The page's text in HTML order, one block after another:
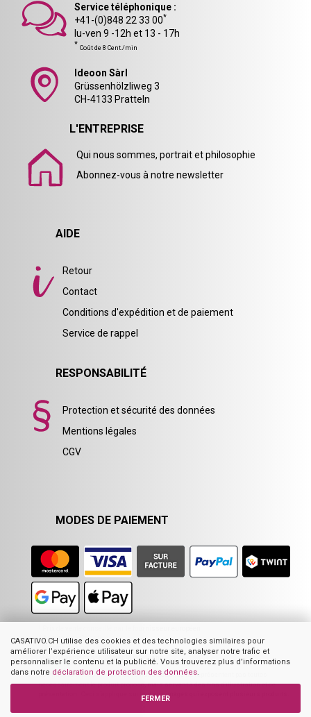
CASATIVO.CH utilise des cookies et des technologies similaires pour
améliorer l’expérience utilisateur sur notre site, analyser notre trafic et
personnaliser le contenu et la publicité. Vous trouverez plus d’informations
dans notre déclaration de protection des données.
FERMER
Service téléphonique :
+41-(0)848 22 33 00*
lu-ven 9 -12h et 13 - 17h
* Coût de 8 Cent./min
Ideoon Sàrl
Grüssenhölzliweg 3
CH-4133 Pratteln
L'ENTREPRISE
Qui nous sommes, portrait et philosophie
Abonnez-vous à notre newsletter
AIDE
Retour
Contact
Conditions d'expédition et de paiement
Service de rappel
RESPONSABILITÉ
Protection et sécurité des données
Mentions légales
CGV
MODES DE PAIEMENT
Ancien prix Casativo
Somme des prix unitaires
Prix de vente conseillé par le fabricant
Les images mises en ligne dans notre boutique ne représentent pas toutes
nécessairement le produit proposé, mais servent à des fins d’illustration et de
présentation. Ceci s’applique surtout aux images qui exposent plusieurs produits.